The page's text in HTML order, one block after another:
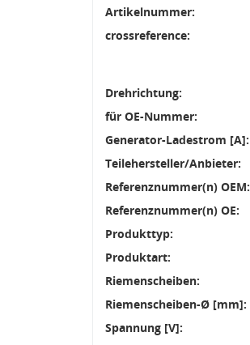
Artikelnummer:
crossreference:
Drehrichtung:
für OE-Nummer:
Generator-Ladestrom [A]:
Teilehersteller/Anbieter:
Referenznummer(n) OEM:
Referenznummer(n) OE:
Produkttyp:
Produktart:
Riemenscheiben:
Riemenscheiben-Ø [mm]:
Spannung [V]: